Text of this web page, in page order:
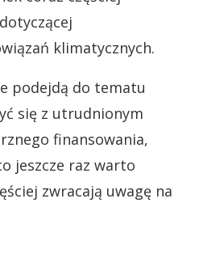
klimatycznych.
podejdą do tematu
się z utrudnionym
finansowania,
jeszcze raz warto
zwracają uwagę na